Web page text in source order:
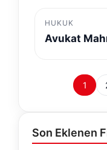
HUKUK
Avukat
1
Son Eklenen